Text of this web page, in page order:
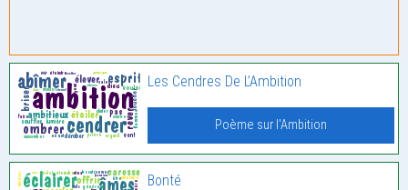
Les Cendres De L’Ambition
Poème sur l'Ambition
Bonté